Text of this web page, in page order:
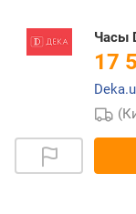
Часы
17